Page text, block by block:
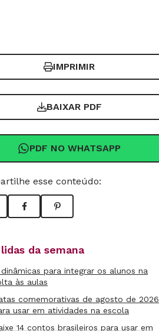
IMPRIMIR
BAIXAR PDF
PDF NO WHATSAPP
esse conteúdo:
da semana
dinâmicas para integrar os alunos na
às aulas
comemorativas de agosto de 2026
usar em atividades na escola
14 contos brasileiros para usar em